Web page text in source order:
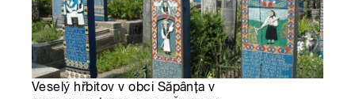
Veselý hřbitov v obci Săpânţa v